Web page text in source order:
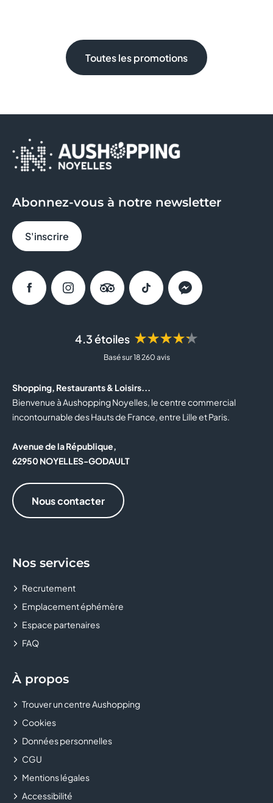
Toutes les promotions
4.3 étoiles ★★★★★
Basé sur 18 260 avis
Shopping, Restaurants & Loisirs...
Bienvenue à Aushopping Noyelles, le centre commercial
incontournable des Hauts de France, entre Lille et Paris.
Avenue de la République,
62950 NOYELLES-GODAULT
Nous contacter
Nos services
Recrutement
Emplacement éphémère
Espace partenaires
FAQ
À propos
Trouver un centre Aushopping
Cookies
Données personnelles
CGU
Mentions légales
Accessibilité
Abonnez-vous à notre newsletter
S'inscrire
FacebookInstagramTripadvisorTiktok Messenger